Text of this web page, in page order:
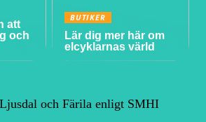
att
och
BUTIKER
Lär dig mer här om
elcyklarnas värld
och Färila enligt SMHI